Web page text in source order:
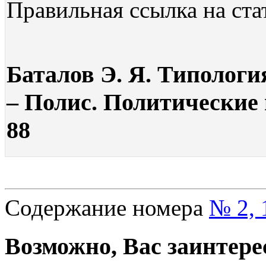
Правильная ссылка на
Баталов Э. Я.
– Полис.
88
Содержание номера № 2,
Возможно, Вас